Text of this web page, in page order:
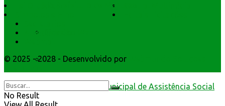
da Prefeitura de Mantena
Conselhos
Conselho Municipal de Assistência Social
Atendimento
© 2025 - 2028 - Desenvolvido por
No Result